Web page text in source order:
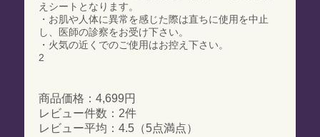
えシートとなります。
・お肌や人体に異常を感じた際は直ちに使用を中止
し、医師の診察をお受け下さい。
・火気の近くでのご使用はお控え下さい。
2
商品価格：4,699円
レビュー件数：2件
レビュー平均：4.5（5点満点）